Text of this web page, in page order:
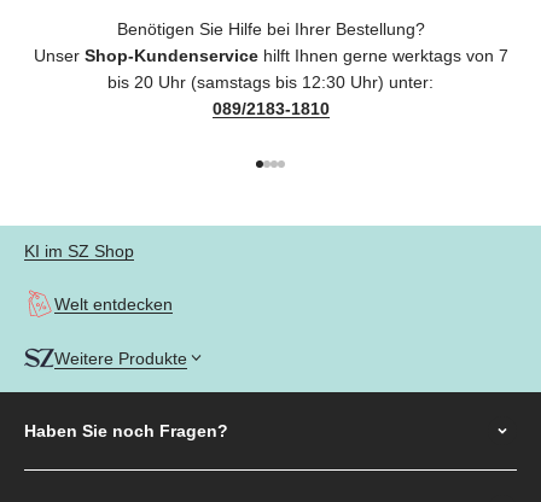
Benötigen Sie Hilfe bei Ihrer Bestellung?
Unser Shop-Kundenservicehilft Ihnen gerne werktags von 7
bis 20 Uhr (samstags bis 12:30 Uhr) unter:
089/2183-1810
KI im SZ Shop
Welt entdecken
Weitere Produkte
Haben Sie noch Fragen?